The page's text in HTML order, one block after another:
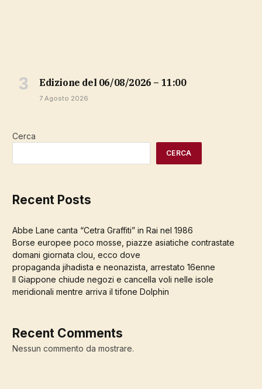
Edizione del 06/08/2026 – 11:00
7 Agosto 2026
Cerca
CERCA
Recent Posts
Abbe Lane canta “Cetra Graffiti” in Rai nel 1986
Borse europee poco mosse, piazze asiatiche contrastate
domani giornata clou, ecco dove
propaganda jihadista e neonazista, arrestato 16enne
Il Giappone chiude negozi e cancella voli nelle isole
meridionali mentre arriva il tifone Dolphin
Recent Comments
Nessun commento da mostrare.